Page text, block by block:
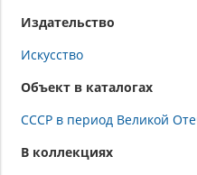
Издательство
Искусство
Объект в каталогах
СССР в период Великой
В коллекциях